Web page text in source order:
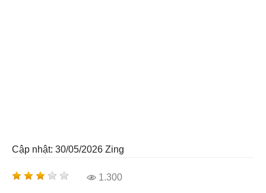
Cập nhật: 30/05/2026 Zing
1.300